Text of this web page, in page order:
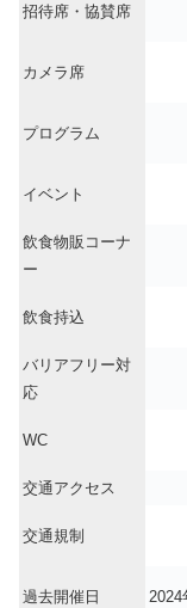
招待席・協賛席
カメラ席
プログラム
イベント
飲食物販コーナ
ー
飲食持込
バリアフリー対
応
WC
交通アクセス
交通規制
過去開催日